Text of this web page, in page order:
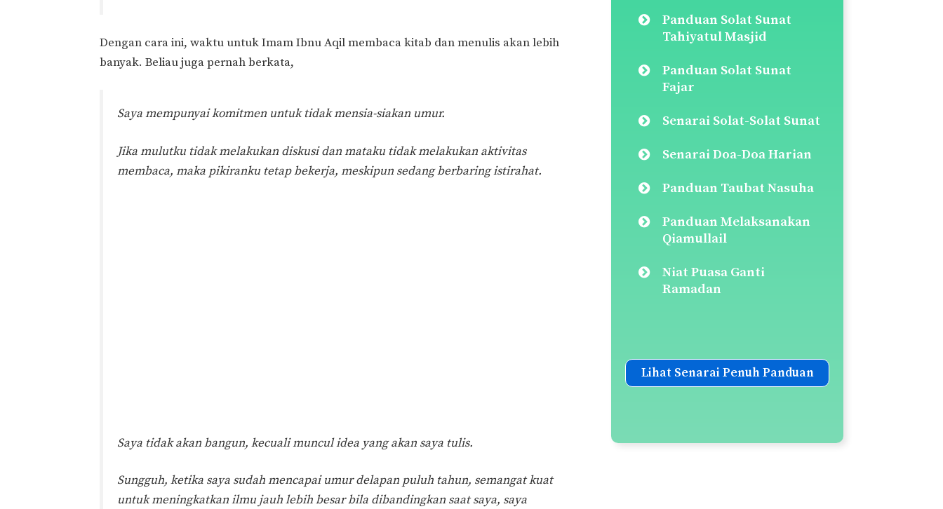
Dengan cara ini, waktu untuk Imam Ibnu Aqil membaca kitab dan menulis akan lebih
banyak. Beliau juga pernah berkata,
Saya mempunyai komitmen untuk tidak mensia-siakan umur.
Jika mulutku tidak melakukan diskusi dan mataku tidak melakukan aktivitas
membaca, maka pikiranku tetap bekerja, meskipun sedang berbaring istirahat.
Saya tidak akan bangun, kecuali muncul idea yang akan saya tulis.
Sungguh, ketika saya sudah mencapai umur delapan puluh tahun, semangat kuat
untuk meningkatkan ilmu jauh lebih besar bila dibandingkan saat saya, saya
Panduan Solat Sunat
Tahiyatul Masjid
Panduan Solat Sunat
Fajar
Senarai Solat-Solat Sunat
Senarai Doa-Doa Harian
Panduan Taubat Nasuha
Panduan Melaksanakan
Qiamullail
Niat Puasa Ganti
Ramadan
Lihat Senarai Penuh Panduan